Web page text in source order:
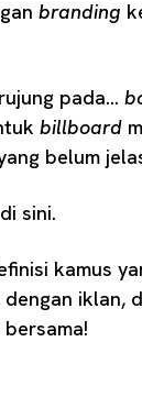
branding
pada…
billboard
belum
sini.
kamus
iklan,